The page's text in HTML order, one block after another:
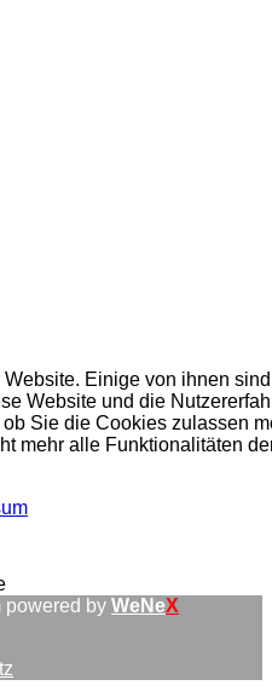
by WeNeX
Einige von ihnen
Website und die
Sie die Cookies zulassen
mehr alle Funktionalitäten